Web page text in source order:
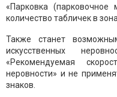
«Парковка
количество табличек в
Также станет
искусственных
«Рекомендуемая
неровности» и не
знаков.